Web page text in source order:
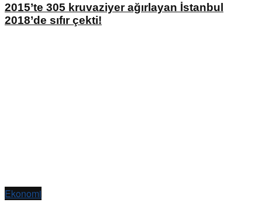
2015’te 305 kruvaziyer ağırlayan İstanbul
2018’de sıfır çekti!
Ekonomi